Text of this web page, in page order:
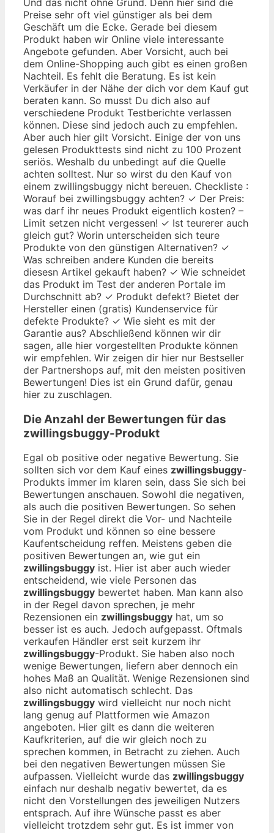
Preise sehr oft viel günstiger als bei dem
Geschäft um die Ecke. Gerade bei diesem
Produkt haben wir Online viele interessante
Angebote gefunden. Aber Vorsicht, auch bei
dem Online-Shopping auch gibt es einen großen
Nachteil. Es fehlt die Beratung. Es ist kein
Verkäufer in der Nähe der dich vor dem Kauf gut
beraten kann. So musst Du dich also auf
verschiedene Produkt Testberichte verlassen
können. Diese sind jedoch auch zu empfehlen.
Aber auch hier gilt Vorsicht. Einige der von uns
gelesen Produkttests sind nicht zu 100 Prozent
seriös. Weshalb du unbedingt auf die Quelle
achten solltest. Nur so wirst du den Kauf von
einem zwillingsbuggy nicht bereuen. Checkliste :
Worauf bei zwillingsbuggy achten? ✓ Der Preis:
was darf ihr neues Produkt eigentlich kosten? –
Limit setzen nicht vergessen! ✓ Ist teurerer auch
gleich gut? Worin unterscheiden sich teure
Produkte von den günstigen Alternativen? ✓
Was schreiben andere Kunden die bereits
diesesn Artikel gekauft haben? ✓ Wie schneidet
das Produkt im Test der anderen Portale im
Durchschnitt ab? ✓ Produkt defekt? Bietet der
Hersteller einen (gratis) Kundenservice für
defekte Produkte? ✓ Wie sieht es mit der
Garantie aus? Abschließend können wir dir
sagen, alle hier vorgestellten Produkte können
wir empfehlen. Wir zeigen dir hier nur Bestseller
der Partnershops auf, mit den meisten positiven
Bewertungen! Dies ist ein Grund dafür, genau
hier zu zuschlagen.
Die Anzahl der Bewertungen für das
zwillingsbuggy-Produkt
Egal ob positive oder negative Bewertung. Sie
sollten sich vor dem Kauf eines zwillingsbuggy-
Produkts immer im klaren sein, dass Sie sich bei
Bewertungen anschauen. Sowohl die negativen,
als auch die positiven Bewertungen. So sehen
Sie in der Regel direkt die Vor- und Nachteile
vom Produkt und können so eine bessere
Kaufentscheidung reffen. Meistens geben die
positiven Bewertungen an, wie gut ein
zwillingsbuggy ist. Hier ist aber auch wieder
entscheidend, wie viele Personen das
zwillingsbuggy bewertet haben. Man kann also
in der Regel davon sprechen, je mehr
Rezensionen ein zwillingsbuggy hat, um so
besser ist es auch. Jedoch aufgepasst. Oftmals
verkaufen Händler erst seit kurzem ihr
zwillingsbuggy-Produkt. Sie haben also noch
wenige Bewertungen, liefern aber dennoch ein
hohes Maß an Qualität. Wenige Rezensionen sind
also nicht automatisch schlecht. Das
zwillingsbuggy wird vielleicht nur noch nicht
lang genug auf Plattformen wie Amazon
angeboten. Hier gilt es dann die weiteren
Kaufkriterien, auf die wir gleich noch zu
sprechen kommen, in Betracht zu ziehen. Auch
bei den negativen Bewertungen müssen Sie
aufpassen. Vielleicht wurde das zwillingsbuggy
einfach nur deshalb negativ bewertet, da es
nicht den Vorstellungen des jeweiligen Nutzers
entsprach. Auf ihre Wünsche passt es aber
vielleicht trotzdem sehr gut. Es ist immer von